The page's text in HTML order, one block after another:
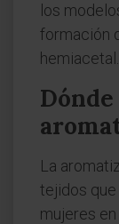
los
formación
hemiacetal.
La
tejidos que
mujeres